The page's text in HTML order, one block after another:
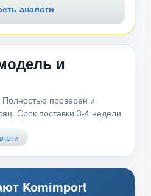
аналоги
и
Полностью проверен и
Срок поставки 3-4 недели.
Komimport